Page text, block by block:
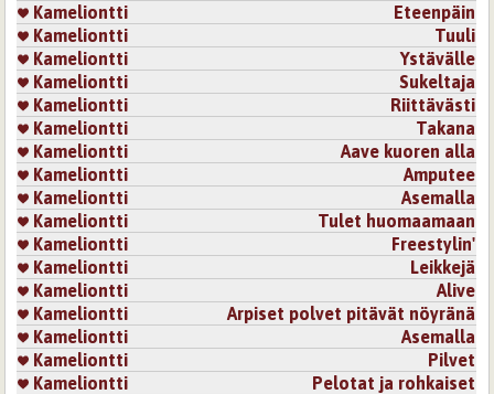
Kameliontti
Eteenpäin
Kameliontti
Tuuli
Kameliontti
Ystävälle
Kameliontti
Sukeltaja
Kameliontti
Riittävästi
Kameliontti
Takana
Kameliontti
Aave kuoren alla
Kameliontti
Amputee
Kameliontti
Asemalla
Kameliontti
Tulet huomaamaan
Kameliontti
Freestylin'
Kameliontti
Leikkejä
Kameliontti
Alive
Kameliontti
Arpiset polvet pitävät nöyränä
Kameliontti
Asemalla
Kameliontti
Pilvet
Kameliontti
Pelotat ja rohkaiset